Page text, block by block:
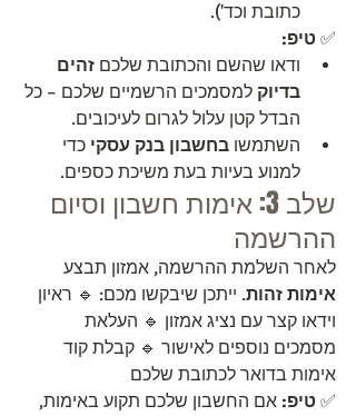
כתובת וכד').
✅ טיפ:
ודאו שהשם והכתובת שלכם זהים
בדיוק למסמכים הרשמיים שלכם – כל
הבדל קטן עלול לגרום לעיכובים.
השתמשו בחשבון בנק עסקי כדי
למנוע בעיות בעת משיכת כספים.
שלב 3: אימות חשבון וסיום
ההרשמה
לאחר השלמת ההרשמה, אמזון תבצע
אימות זהות. ייתכן שיבקשו מכם: 🔹 ראיון
וידאו קצר עם נציג אמזון 🔹 העלאת
מסמכים נוספים לאישור 🔹 קבלת קוד
אימות בדואר לכתובת שלכם
✅ טיפ: אם החשבון שלכם תקוע באימות,